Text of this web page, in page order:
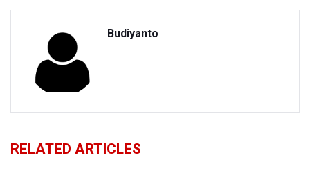
Budiyanto
RELATED ARTICLES